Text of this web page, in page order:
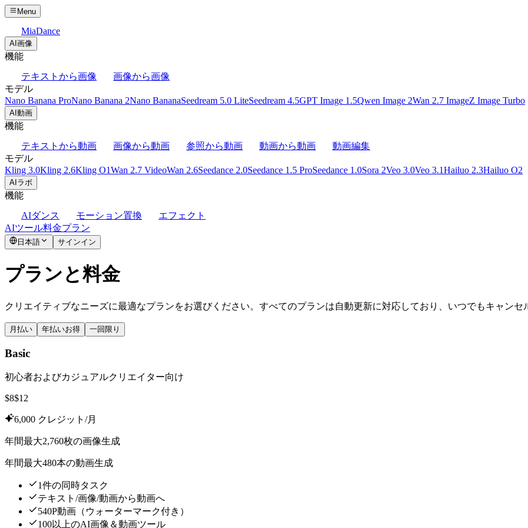
Menu
MiaDance
AI画像
機能
テキストから画像
画像から画像
モデル
Nano Banana ProNano Banana 2Nano BananaSeedream 5.0 LiteSeedream 4.5GPT Image 1.5Qwen Image 2Wan 2.7 ImageZ Image Turbo
AI動画
機能
テキストから動画
画像から動画 参照から動画 動画から動画
動画編集
モデル
Kling 3.0Kling 2.6Kling O1Wan 2.7 VideoWan 2.6Seedance 2.0Seedance 1.5 ProSeedance 1.0Sora 2Veo 3.0Veo 3.1Hailuo 2.3Hailuo O2
AIラボ
機能
AIダンス
モーション置換
エフェクト
AIツール料金プラン
日本語 サインイン
プランと料金
クリエイティブなニーズに最適なプランをお選びください。すべてのプランは自動更新に対応しており、いつでもキャンセ
月払い 年払いお得 一回限り
Basic
初心者およびカジュアルクリエイター向け
$8$12
6,000 クレジット/月
年間最大2,760枚の画像生成
年間最大480本の動画生成
1件の同時タスク
テキスト/画像/動画から動画へ
540P動画（ウォーターマーク付き）
100以上のAI画像＆動画ツール